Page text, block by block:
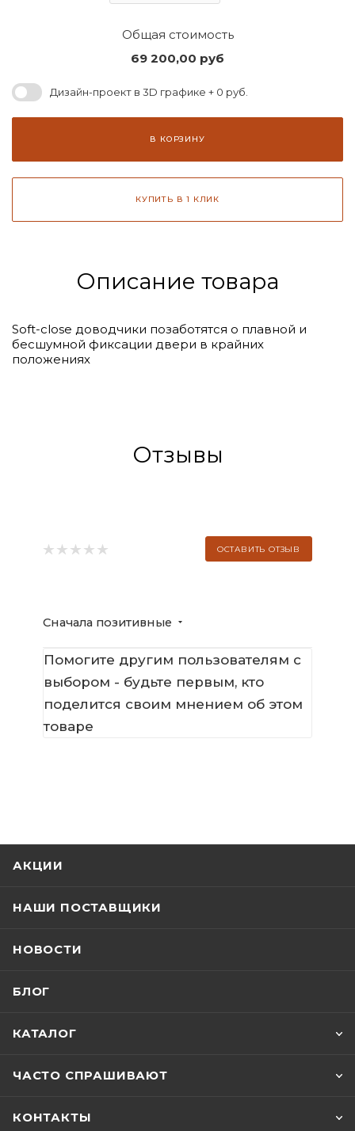
Общая стоимость
69 200,00 руб
Дизайн-проект в 3D графике + 0 руб.
В КОРЗИНУ
КУПИТЬ В 1 КЛИК
Описание товара
Soft-close доводчики позаботятся о плавной и
бесшумной фиксации двери в крайних
положениях
Отзывы
ОСТАВИТЬ ОТЗЫВ
Сначала позитивные
Помогите другим пользователям с
выбором - будьте первым, кто
поделится своим мнением об этом
товаре
АКЦИИ
НАШИ ПОСТАВЩИКИ
НОВОСТИ
БЛОГ
КАТАЛОГ
ЧАСТО СПРАШИВАЮТ
КОНТАКТЫ